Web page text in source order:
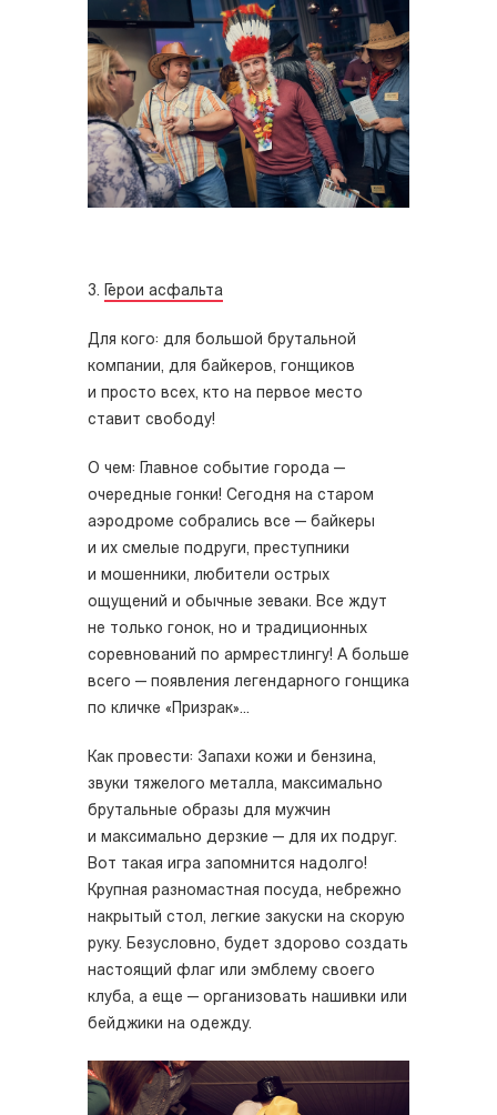
3. Герои асфальта
Для кого: для большой брутальной
компании, для байкеров, гонщиков
и просто всех, кто на первое место
ставит свободу!
О чем: Главное событие города —
очередные гонки! Сегодня на старом
аэродроме собрались все — байкеры
и их смелые подруги, преступники
и мошенники, любители острых
ощущений и обычные зеваки. Все ждут
не только гонок, но и традиционных
соревнований по армрестлингу! А больше
всего — появления легендарного гонщика
по кличке «Призрак»...
Как провести: Запахи кожи и бензина,
звуки тяжелого металла, максимально
брутальные образы для мужчин
и максимально дерзкие — для их подруг.
Вот такая игра запомнится надолго!
Крупная разномастная посуда, небрежно
накрытый стол, легкие закуски на скорую
руку. Безусловно, будет здорово создать
настоящий флаг или эмблему своего
клуба, а еще — организовать нашивки или
бейджики на одежду.